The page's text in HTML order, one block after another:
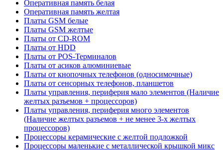
Оперативная память белая
Оперативная память желтая
Платы GSM белые
Платы GSM желтые
Платы от CD-ROM
Платы от HDD
Платы от POS-Терминалов
Платы от асиков алюминиевые
Платы от кнопочных телефонов (односимочные)
Платы от сенсорных телефонов, планшетов
Платы управления, периферия мало элементов (Наличие
желтых разъемов + процессоров)
Платы управления, периферия много элементов
(Наличие желтых разъемов + не менее 3-х желтых
процессоров)
Процессоры керамические с желтой подложкой
Процессоры маленькие с металлической крышкой микс